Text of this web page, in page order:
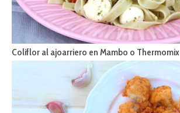
Coliflor al ajoarriero en Mambo o Thermomix